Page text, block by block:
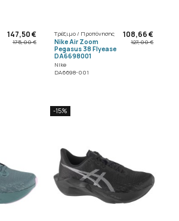
147,50 €
175,00 €
Τρέξιμο / Προπόνησης
Nike Air Zoom
Pegasus 38 Flyease
DA6698001
Nike
DA6698-001
108,66 €
127,00 €
-15%